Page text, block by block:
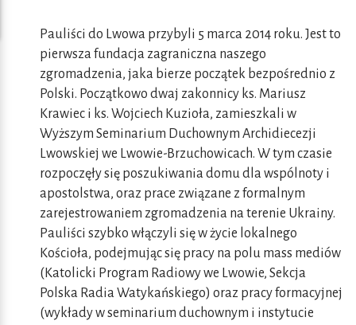
Pauliści do Lwowa przybyli 5 marca 2014 roku. Jest to
pierwsza fundacja zagraniczna naszego
zgromadzenia, jaka bierze początek bezpośrednio z
Polski. Początkowo dwaj zakonnicy ks. Mariusz
Krawiec i ks. Wojciech Kuzioła, zamieszkali w
Wyższym Seminarium Duchownym Archidiecezji
Lwowskiej we Lwowie-Brzuchowicach. W tym czasie
rozpoczęły się poszukiwania domu dla wspólnoty i
apostolstwa, oraz prace związane z formalnym
zarejestrowaniem zgromadzenia na terenie Ukrainy.
Pauliści szybko włączyli się w życie lokalnego
Kościoła, podejmując się pracy na polu mass mediów
(Katolicki Program Radiowy we Lwowie, Sekcja
Polska Radia Watykańskiego) oraz pracy formacyjnej
(wykłady w seminarium duchownym i instytucie